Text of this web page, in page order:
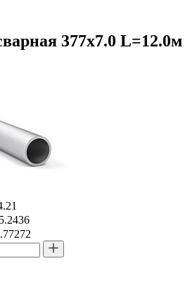
377х7.0 L=12.0м